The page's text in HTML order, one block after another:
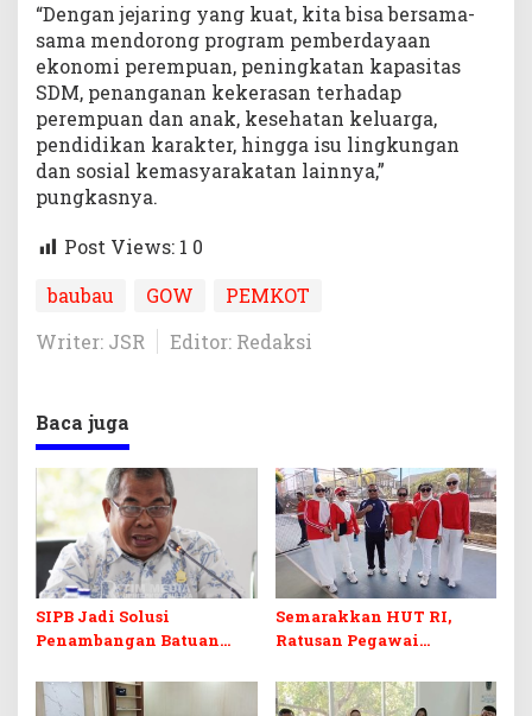
“Dengan jejaring yang kuat, kita bisa bersama-
sama mendorong program pemberdayaan
ekonomi perempuan, peningkatan kapasitas
SDM, penanganan kekerasan terhadap
perempuan dan anak, kesehatan keluarga,
pendidikan karakter, hingga isu lingkungan
dan sosial kemasyarakatan lainnya,”
pungkasnya.
Post Views: 1 0
baubau
GOW
PEMKOT
Writer: JSR
Editor: Redaksi
Baca juga
SIPB Jadi Solusi
Penambangan Batuan
di Sultra
Semarakkan HUT RI,
Ratusan Pegawai
Ikuti Lomba Bola Gotong